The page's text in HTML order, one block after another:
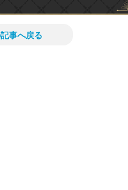
事へ戻る